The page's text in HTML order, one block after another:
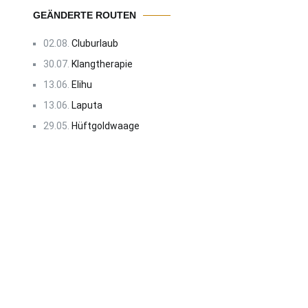
GEÄNDERTE ROUTEN
02.08. Cluburlaub
30.07. Klangtherapie
13.06. Elihu
13.06. Laputa
29.05. Hüftgoldwaage